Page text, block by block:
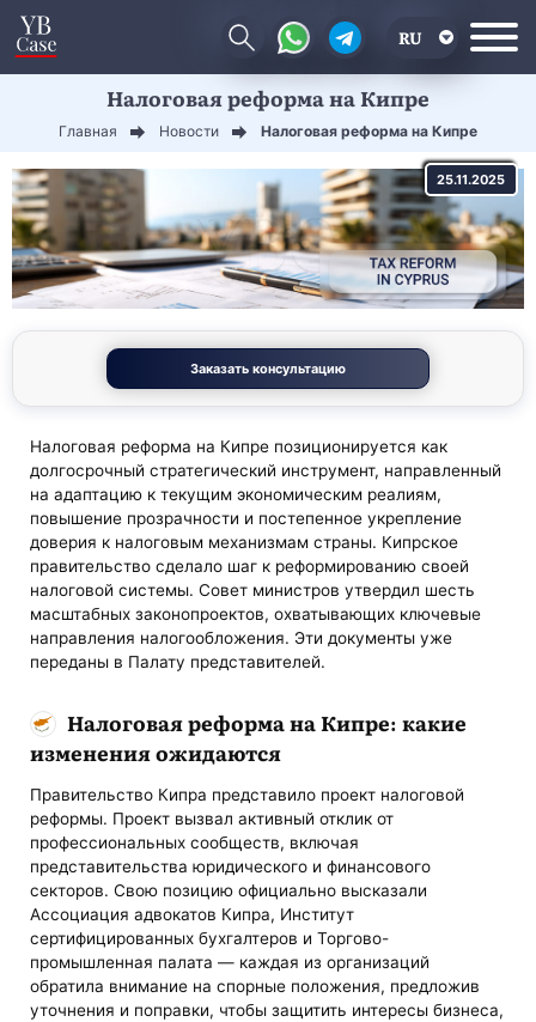
RU
Налоговая реформа на Кипре
Главная Новости Налоговая реформа на Кипре
25.11.2025
Заказать консультацию
Налоговая реформа на Кипре позиционируется как
долгосрочный стратегический инструмент, направленный
на адаптацию к текущим экономическим реалиям,
повышение прозрачности и постепенное укрепление
доверия к налоговым механизмам страны. Кипрское
правительство сделало шаг к реформированию своей
налоговой системы. Совет министров утвердил шесть
масштабных законопроектов, охватывающих ключевые
направления налогообложения. Эти документы уже
переданы в Палату представителей.
Налоговая реформа на Кипре: какие
изменения ожидаются
Правительство Кипра представило проект налоговой
реформы. Проект вызвал активный отклик от
профессиональных сообществ, включая
представительства юридического и финансового
секторов. Свою позицию официально высказали
Ассоциация адвокатов Кипра, Институт
сертифицированных бухгалтеров и Торгово-
промышленная палата — каждая из организаций
обратила внимание на спорные положения, предложив
уточнения и поправки, чтобы защитить интересы бизнеса,